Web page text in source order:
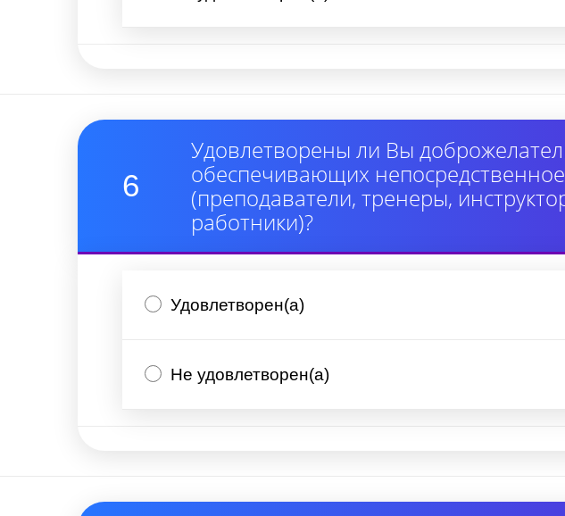
6
Удовлетворены ли Вы
обеспечивающих
(преподаватели, тренеры,
работники)?
Удовлетворен(а)
Не удовлетворен(а)